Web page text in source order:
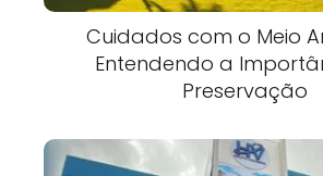
Cuidados com o Meio
Entendendo a
Preservação